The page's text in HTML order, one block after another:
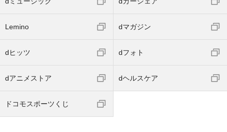
Lemino dマガジン
dヒッツ dフォト
dアニメストア dヘルスケア
ドコモスポーツくじ